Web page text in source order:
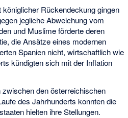
Rückendeckung gingen
jegliche Abweichung vom
und Muslime förderte deren
die Ansätze eines modernen
Spanien nicht, wirtschaftlich wie
kündigten sich mit der Inflation
den österreichischen
des Jahrhunderts konnten die
hielten ihre Stellungen.